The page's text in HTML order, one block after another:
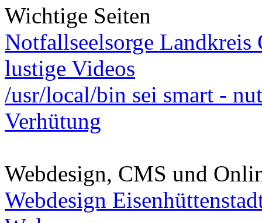
Wichtige Seiten
Notfallseelsorge Landkreis
lustige Videos
/usr/local/bin sei smart -
Verhütung
Webdesign, CMS und
Webdesign